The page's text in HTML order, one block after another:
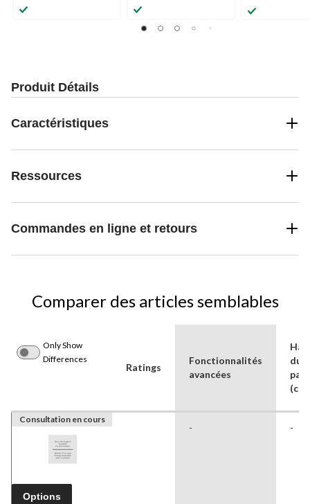
Produit Détails
Caractéristiques
Ressources
Commandes en ligne et retours
Comparer des articles semblables
Only Show
Differences
Ratings
Fonctionnalités
avancées
du
(cm)
Consultation en cours
Options
- -